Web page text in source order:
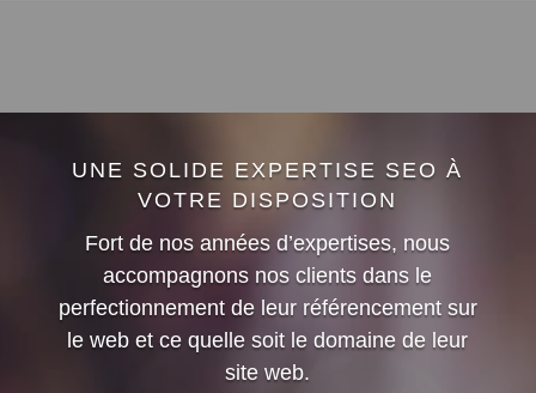
UNE SOLIDE EXPERTISE SEO À
VOTRE DISPOSITION
Fort de nos années d’expertises, nous
accompagnons nos clients dans le
perfectionnement de leur référencement sur
le web et ce quelle soit le domaine de leur
site web.